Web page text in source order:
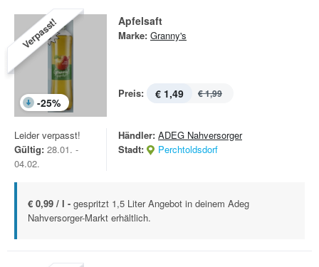
Verpasst!
-25%
Apfelsaft
Marke: Granny's
Preis: € 1,49 € 1,99
Leider verpasst!
Gültig: 28.01. -
04.02.
Händler: ADEG Nahversorger
Stadt:
Perchtoldsdorf
€ 0,99 / l - gespritzt 1,5 Liter Angebot in deinem Adeg
Nahversorger-Markt erhältlich.